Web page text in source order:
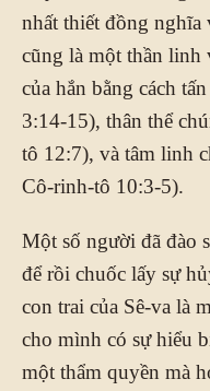
nhất thiết đồng
cũng là một thần linh
của hắn bằng cách
3:14-15), thân thể
tô 12:7), và tâm linh
Cô-rinh-tô 10:3-5).
Một số người đã đào
để rồi chuốc lấy sự
con trai của Sê-va là
cho mình có sự hiểu
một thẩm quyền mà